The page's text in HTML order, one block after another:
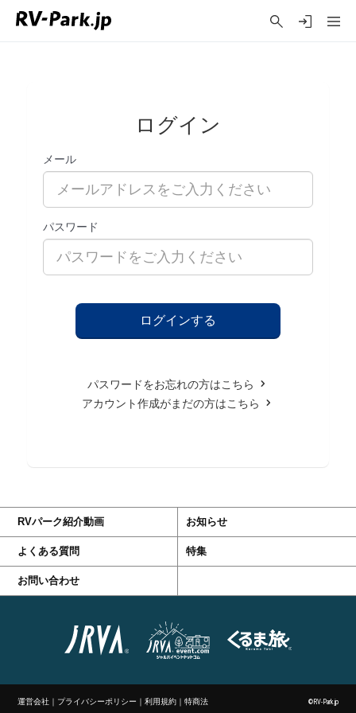
ログイン
メール
パスワード
パスワードをお忘れの方はこちら
アカウント作成がまだの方はこちら
RVパーク紹介動画 お知らせ
よくある質問 特集
お問い合わせ
運営会社 ｜ プライバシーポリシー ｜利用規約 ｜特商法 ©RV-Park.jp